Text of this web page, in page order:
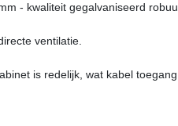
- kwaliteit gegalvaniseerd
ventilatie.
is redelijk, wat kabel